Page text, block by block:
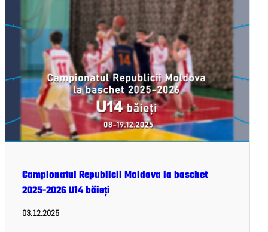
Campionatul Republicii Moldova la baschet
2025-2026 U14 băieți
03.12.2025